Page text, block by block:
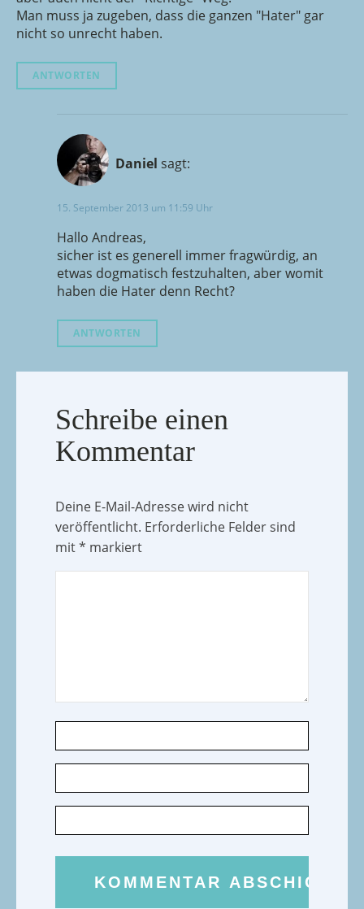
Man muss ja zugeben, dass die ganzen "Hater" gar
nicht so unrecht haben.
ANTWORTEN
Daniel sagt:
15. September 2013 um 11:59 Uhr
Hallo Andreas,
sicher ist es generell immer fragwürdig, an
etwas dogmatisch festzuhalten, aber womit
haben die Hater denn Recht?
ANTWORTEN
Schreibe einen
Kommentar
Deine E-Mail-Adresse wird nicht
veröffentlicht. Erforderliche Felder sind
mit* markiert